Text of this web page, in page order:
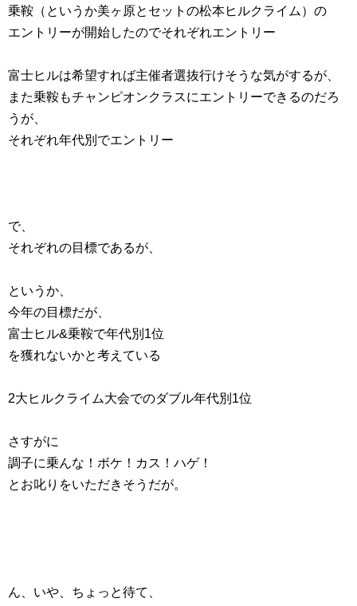
乗鞍（というか美ヶ原とセットの松本ヒルクライム）の
エントリーが開始したのでそれぞれエントリー
富士ヒルは希望すれば主催者選抜行けそうな気がするが、
また乗鞍もチャンピオンクラスにエントリーできるのだろ
うが、
それぞれ年代別でエントリー
で、
それぞれの目標であるが、
というか、
今年の目標だが、
富士ヒル&乗鞍で年代別1位
を獲れないかと考えている
2大ヒルクライム大会でのダブル年代別1位
さすがに
調子に乗んな！ボケ！カス！ハゲ！
とお叱りをいただきそうだが。
ん、いや、ちょっと待て、